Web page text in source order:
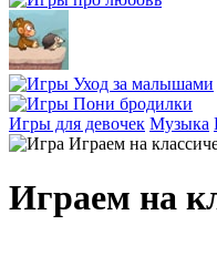
Игры для девочек Музыка
Играем на